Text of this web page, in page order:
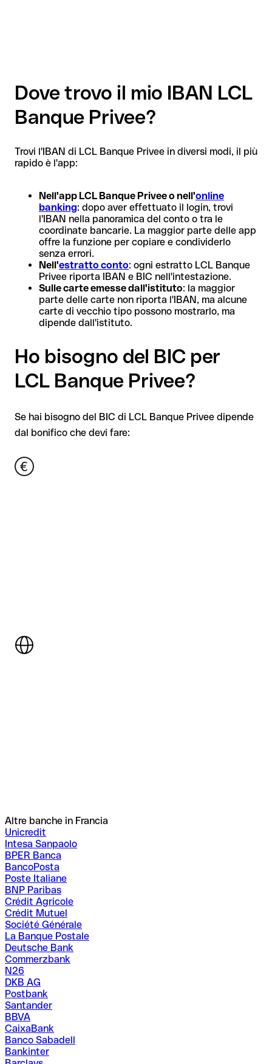
Dove trovo il mio IBAN LCL
Banque Privee?
Trovi l'IBAN di LCL Banque Privee in diversi modi, il più
rapido è l'app:
Nell'app LCL Banque Privee o nell'online
banking: dopo aver effettuato il login, trovi
l'IBAN nella panoramica del conto o tra le
coordinate bancarie. La maggior parte delle app
offre la funzione per copiare e condividerlo
senza errori.
Nell'estratto conto: ogni estratto LCL Banque
Privee riporta IBAN e BIC nell'intestazione.
Sulle carte emesse dall'istituto: la maggior
parte delle carte non riporta l'IBAN, ma alcune
carte di vecchio tipo possono mostrarlo, ma
dipende dall'istituto.
Ho bisogno del BIC per
LCL Banque Privee?
Se hai bisogno del BIC di LCL Banque Privee dipende
dal bonifico che devi fare:
Altre banche in Francia
Unicredit
Intesa Sanpaolo
BPER Banca
BancoPosta
Poste Italiane
BNP Paribas
Crédit Agricole
Crédit Mutuel
Société Générale
La Banque Postale
Deutsche Bank
Commerzbank
N26
DKB AG
Postbank
Santander
BBVA
CaixaBank
Banco Sabadell
Bankinter